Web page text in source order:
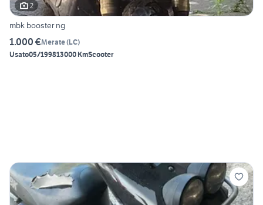
2
mbk booster ng
1.000 €Merate(LC)
Usato05/199813000 KmScooter